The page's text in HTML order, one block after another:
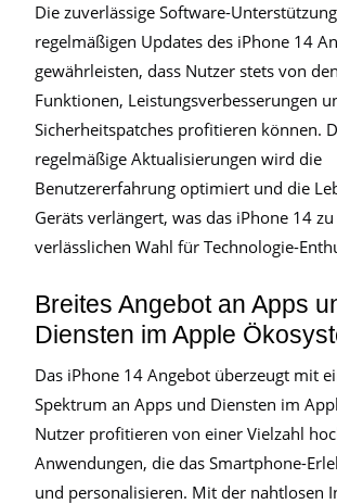
Die zuverlässige Software-
regelmäßigen Updates des iPhone 14
gewährleisten, dass Nutzer stets von
Funktionen, Leistungsverbesserungen
Sicherheitspatches profitieren können.
regelmäßige Aktualisierungen wird die
Benutzererfahrung optimiert und die
Geräts verlängert, was das iPhone 14
verlässlichen Wahl für Technologie-
Breites Angebot an Apps
Diensten im Apple
Das iPhone 14 Angebot überzeugt mit
Spektrum an Apps und Diensten im
Nutzer profitieren von einer Vielzahl
Anwendungen, die das Smartphone-
und personalisieren. Mit der nahtlosen